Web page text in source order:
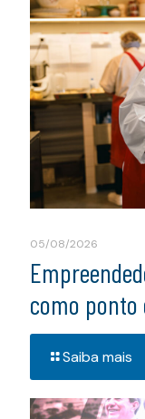
05/08/2026
como
Saiba mais